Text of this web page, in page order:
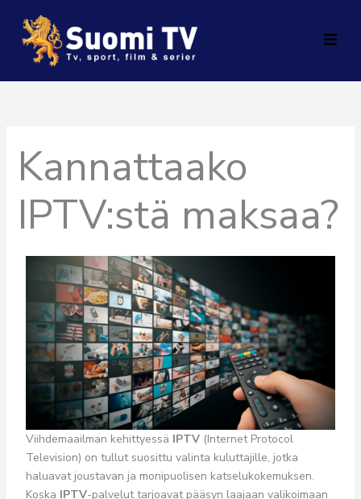
content
Kannattaako
IPTV:stä maksaa?
Viihdemaailman kehittyessä IPTV(Internet Protocol
Television) on tullut suosittu valinta kuluttajille, jotka
haluavat joustavan ja monipuolisen katselukokemuksen.
Koska IPTV-palvelut tarjoavat pääsyn laajaan valikoimaan